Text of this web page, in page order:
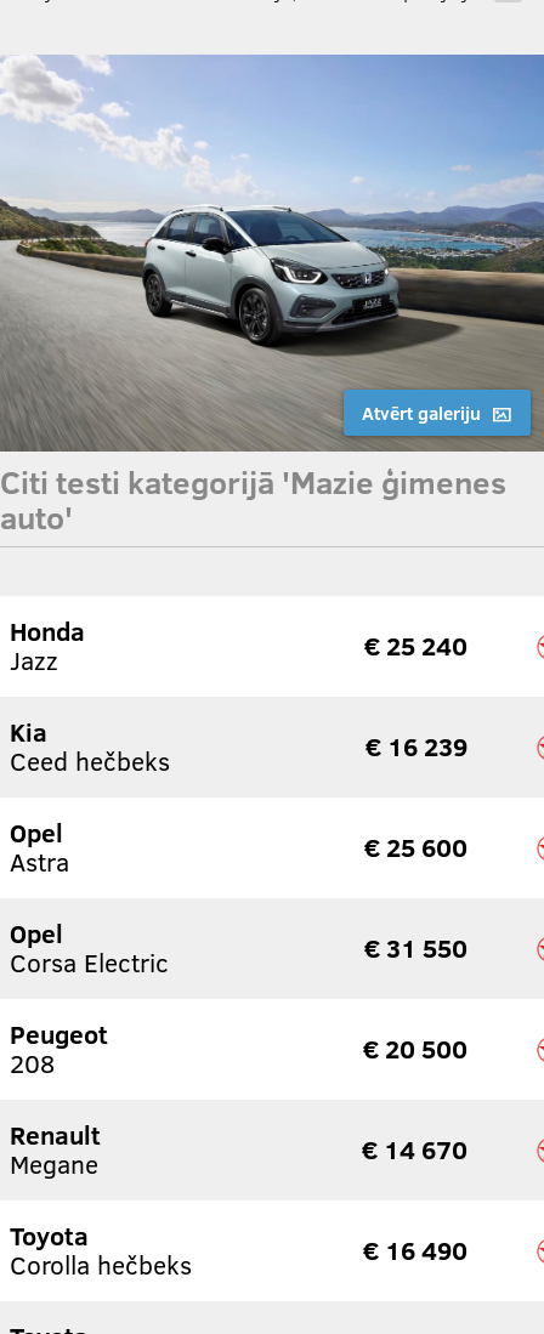
Atvērt galeriju
Citi testi kategorijā 'Mazie ģimenes
auto'
Honda
Jazz
€ 25 240
Kia
Ceed hečbeks
€ 16 239
Opel
Astra
€ 25 600
Opel
Corsa Electric
€ 31 550
Peugeot
208
€ 20 500
Renault
Megane
€ 14 670
Toyota
Corolla hečbeks
€ 16 490